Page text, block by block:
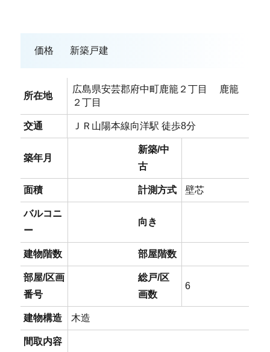
価格 新築戸建
所在地
広島県安芸郡府中町鹿籠２丁目 鹿籠
２丁目
交通 ＪＲ山陽本線向洋駅 徒歩8分
築年月
新築/中
古
面積 計測方式 壁芯
バルコニ
ー
向き
建物階数 部屋階数
部屋/区画
番号
総戸/区
画数
6
建物構造 木造
間取内容